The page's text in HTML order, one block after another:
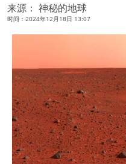
来源： 神秘的地球
时间：2024年12月18日 13:07